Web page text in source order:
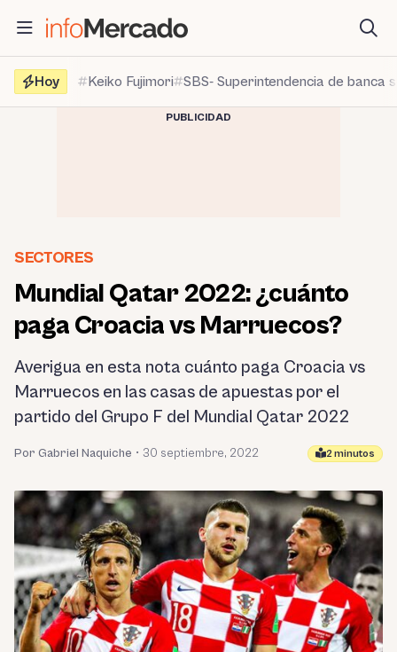
contenido
Hoy
Keiko Fujimori SBS- Superintendencia de banca
PUBLICIDAD
SECTORES
Mundial Qatar 2022: ¿cuánto
paga Croacia vs Marruecos?
Averigua en esta nota cuánto paga Croacia vs
Marruecos en las casas de apuestas por el
partido del Grupo F del Mundial Qatar 2022
Por Gabriel Naquiche • 30 septiembre, 2022 2 minutos